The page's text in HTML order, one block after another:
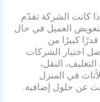
كانت الشركة تقدّم
بتعويض العميل في حال
كبيرًا من
اختيار الشركات
النقل،
في المنزل
عن حلول إضافية.